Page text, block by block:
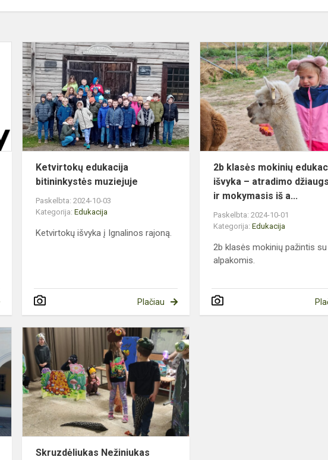
Zumbos
užsiėmimai
Bukiškio
progimnazijoje
Ketvirtokų
edukacija
bitininkystės
muziejuje
Ketvirtokų edukacija
bitininkystės muziejuje
Paskelbta: 2024-10-03
Kategorija:Edukacija
Ketvirtokų išvyka į Ignalinos rajoną.
Plačiau
2b klasės mokinių
išvyka – atradimo
ir mokymasis iš a...
Paskelbta: 2024-10-01
Kategorija:Edukacija
2b klasės mokinių pažintis su
alpakomis.
Edukacinė
pamoka
„Triukšmų
įgarsinimas
kine“
penktokams
Skruzdėliukas
Nežiniukas
Skruzdėliukas Nežiniukas